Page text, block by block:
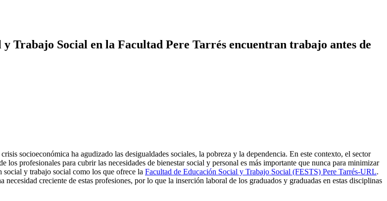
Trabajo Social en la Facultad Pere Tarrés encuentran trabajo antes de
socioeconómica ha agudizado las desigualdades sociales, la pobreza y la dependencia. En este contexto, el sector
los profesionales para cubrir las necesidades de bienestar social y personal es más importante que nunca para minimizar
y trabajo social como los que ofrece la Facultad de Educación Social y Trabajo Social (FESTS) Pere Tarrés-URL.
necesidad creciente de estas profesiones, por lo que la inserción laboral de los graduados y graduadas en estas disciplinas